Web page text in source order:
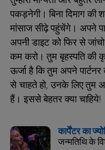
पकड़नेगी। बिना दिमाग
मांसाज सीढ़े पहुंचेंगे। अपने
अपनी डाइट को फिर से
कम करो। तुम बृहस्पति की
ऊर्जा है कि तुम अपने
से चाहते हो, उनके लिए तुम
हैं। इससे बेहतर क्या चाहिये!
कार्पेंटर का
जन्मतिथि के